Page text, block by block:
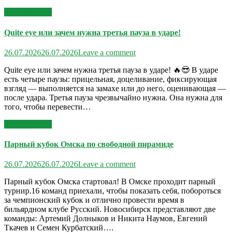
Quite eye или зачем нужна третья пауза в ударе!
26.07.202626.07.2026Leave a comment
Quite eye или зачем нужна третья пауза в ударе! 🔥😎 В ударе
есть четыре паузы: прицельная, доцеливание, фиксирующая
взгляд — выполняется на замахе или до него, оценивающая —
после удара. Третья пауза чрезвычайно нужна. Она нужна для
того, чтобы перевести…
Парный кубок Омска по свободной пирамиде
26.07.202626.07.2026Leave a comment
Парный кубок Омска стартовал! В Омске проходит парный
турнир.16 команд приехали, чтобы показать себя, побороться
за чемпионский кубок и отлично провести время в
бильярдном клубе Русский. Новосибирск представляют две
команды: Артемий Долныков и Никита Наумов, Евгений
Ткачев и Семен Курбатский….